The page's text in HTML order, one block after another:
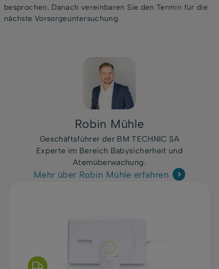
besprochen. Danach vereinbaren Sie den Termin für die
nächste Vorsorgeuntersuchung.
Robin Mühle
Geschäftsführer der BM TECHNIC SA
Experte im Bereich Babysicherheit und
Atemüberwachung.
Mehr über Robin Mühle erfahren